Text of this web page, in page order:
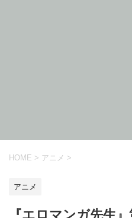
HOME > アニメ >
アニメ
『エロマンガ先生